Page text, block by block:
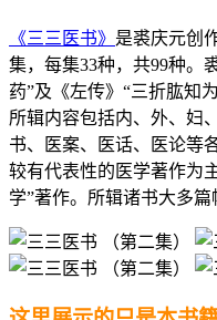
《三三医书》 是裘庆元创
集，每集33种，共99种。
药”及《左传》“三折肱知
所辑内容包括内、外、妇
书、医案、医话、医论等
较有代表性的医学著作为
学”著作。所辑诸书大多篇